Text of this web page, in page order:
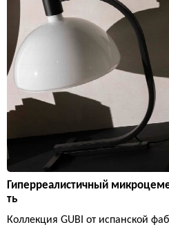
Гиперреалистичный
ть
Коллекция GUBI от испанской